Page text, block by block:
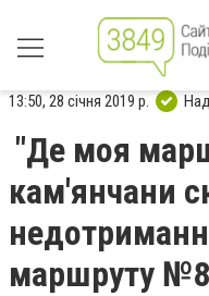
13:50, 28 січня 2019 р.
"Де моя
кам'янчани
маршруту №8